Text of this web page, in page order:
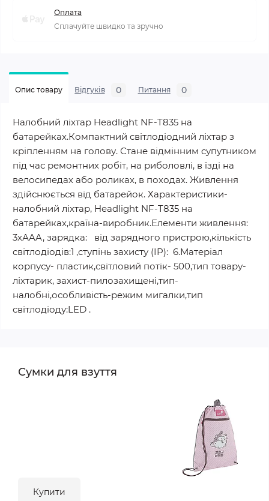
Оплата
Сплачуйте швидко та зручно
Опис товару Відгуків 0 Питання 0
Налобний ліхтар Headlight NF-T835 на
батарейках.Компактний світлодіодний ліхтар з
кріпленням на голову. Стане відмінним супутником
під час ремонтних робіт, на риболовлі, в їзді на
велосипедах або роликах, в походах. Живлення
здійснюється від батарейок. Характеристики-
налобний ліхтар, Headlight NF-T835 на
батарейках,країна-виробник.Елементи живлення:
3xАAA, зарядка: від зарядного пристрою,кількість
світлодіодів:1 ,ступінь захисту (IP): 6.Матеріал
корпусу- пластик,світловий потік- 500,тип товару-
ліхтарик, захист-пилозахищені,тип-
налобні,особливість-режим мигалки,тип
світлодіоду:LED .
Сумки для взуття
Купити